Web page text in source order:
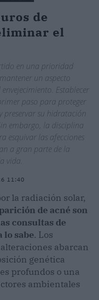
de
el
en una prioridad
un aspecto
Establecer
paso para proteger
preservar su hidratación
embargo, la disciplina
esquivar las afecciones
a gran parte de la
vida.
11:40
la radiación solar,
de acné son
consultas de
lo sabe. Los
abarcan
genética
profundos o una
ambientales